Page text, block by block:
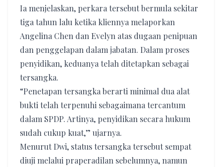
Ia menjelaskan, perkara tersebut bermula sekitar
tiga tahun lalu ketika kliennya melaporkan
Angelina Chen dan Evelyn atas dugaan penipuan
dan penggelapan dalam jabatan. Dalam proses
penyidikan, keduanya telah ditetapkan sebagai
tersangka.
“Penetapan tersangka berarti minimal dua alat
bukti telah terpenuhi sebagaimana tercantum
dalam SPDP. Artinya, penyidikan secara hukum
sudah cukup kuat,” ujarnya.
Menurut Dwi, status tersangka tersebut sempat
diuji melalui praperadilan sebelumnya, namun